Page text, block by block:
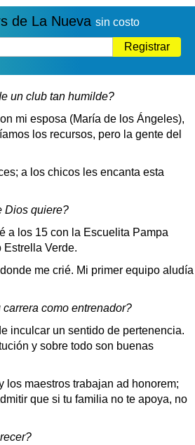
de La Nueva sin costo
Registrar
un club tan humilde?
mi esposa (María de los Ángeles),
los recursos, pero la gente del
a los chicos les encanta esta
Dios quiere?
a los 15 con la Escuelita Pampa
Verde.
me crié. Mi primer equipo aludía
como entrenador?
inculcar un sentido de pertenencia.
y sobre todo son buenas
los maestros trabajan ad honorem;
que si tu familia no te apoya, no